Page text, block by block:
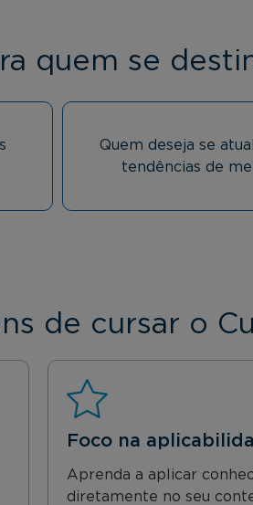
quem se
Quem deseja se
tendências de
de cursar o
Foco na
Aprenda a aplicar
diretamente no seu